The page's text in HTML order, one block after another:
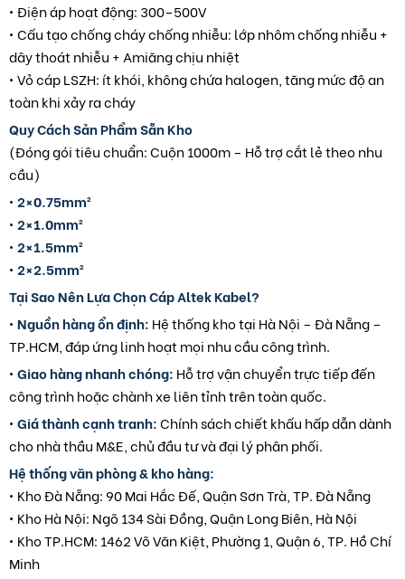
• Điện áp hoạt động: 300–500V
• Cấu tạo chống cháy chống nhiễu: lớp nhôm chống nhiễu +
dây thoát nhiễu + Amiăng chịu nhiệt
• Vỏ cáp LSZH: ít khói, không chứa halogen, tăng mức độ an
toàn khi xảy ra cháy
Quy Cách Sản Phẩm Sẵn Kho
(Đóng gói tiêu chuẩn: Cuộn 1000m – Hỗ trợ cắt lẻ theo nhu
cầu)
• 2×0.75mm²
• 2×1.0mm²
• 2×1.5mm²
• 2×2.5mm²
Tại Sao Nên Lựa Chọn Cáp Altek Kabel?
• Nguồn hàng ổn định: Hệ thống kho tại Hà Nội – Đà Nẵng –
TP.HCM, đáp ứng linh hoạt mọi nhu cầu công trình.
• Giao hàng nhanh chóng: Hỗ trợ vận chuyển trực tiếp đến
công trình hoặc chành xe liên tỉnh trên toàn quốc.
• Giá thành cạnh tranh:Chính sách chiết khấu hấp dẫn dành
cho nhà thầu M&E, chủ đầu tư và đại lý phân phối.
Hệ thống văn phòng & kho hàng:
• Kho Đà Nẵng: 90 Mai Hắc Đế, Quận Sơn Trà, TP. Đà Nẵng
• Kho Hà Nội: Ngõ 134 Sài Đồng, Quận Long Biên, Hà Nội
• Kho TP.HCM: 1462 Võ Văn Kiệt, Phường 1, Quận 6, TP. Hồ Chí
Minh